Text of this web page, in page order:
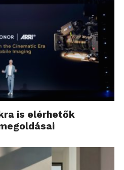
is elérhetők